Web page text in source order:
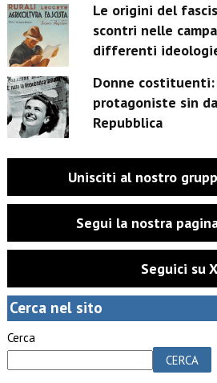
Le origini del
scontri nelle
differenti
Donne
protagoniste sin
Repubblica
Unisciti al nostro
Segui la nostra
Seguici su X
Cerca nel sito
Cerca
CERCA